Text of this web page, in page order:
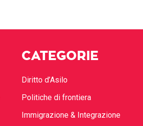
CATEGORIE
Diritto d’Asilo
Politiche di frontiera
Immigrazione & Integrazione